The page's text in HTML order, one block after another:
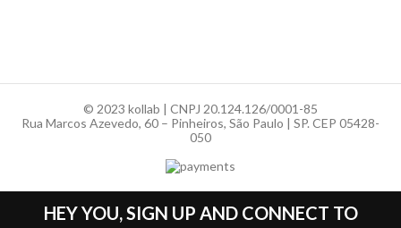
© 2023 kollab | CNPJ 20.124.126/0001-85
Rua Marcos Azevedo, 60 – Pinheiros, São Paulo | SP. CEP 05428-
050
HEY YOU, SIGN UP AND CONNECT TO